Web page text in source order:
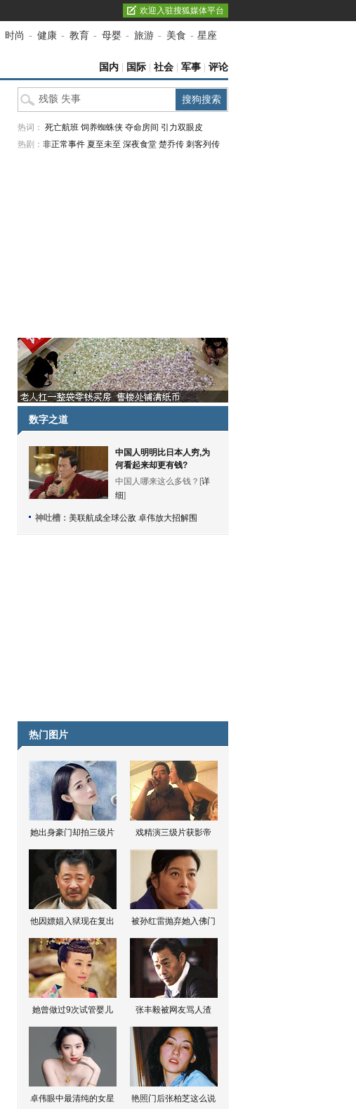
欢迎入驻搜狐媒体平台
时尚 - 健康 - 教育 - 母婴 - 旅游 - 美食 - 星座
国内 国际 社会 军事 评论
热词： 死亡航班 饲养蜘蛛侠 夺命房间 引力双眼皮
热剧： 非正常事件 夏至未至 深夜食堂 楚乔传 刺客列传
数字之道
中国人明明比日本人穷,为
何看起来却更有钱?
中国人哪来这么多钱？[详
细]
神吐槽： 美联航成全球公敌 卓伟放大招解围
热门图片
她出身豪门却拍三级片 戏精演三级片获影帝
他因嫖娼入狱现在复出 被孙红雷抛弃她入佛门
她曾做过9次试管婴儿 张丰毅被网友骂人渣
卓伟眼中最清纯的女星 艳照门后张柏芝这么说